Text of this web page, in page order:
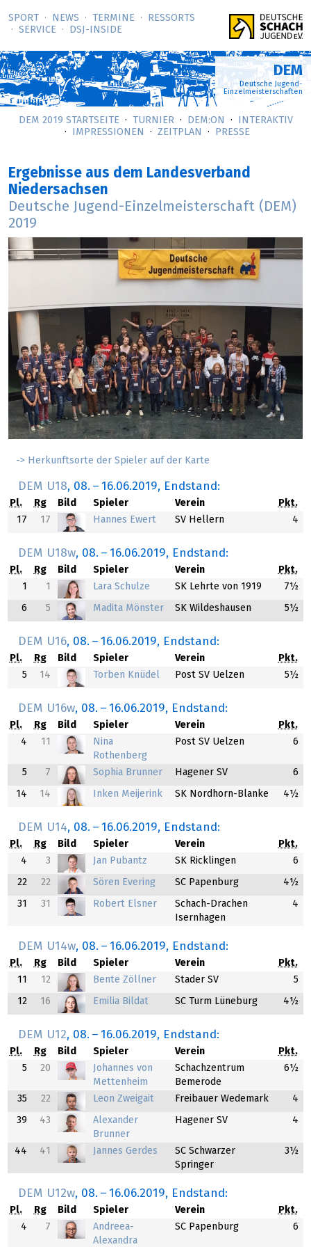
SPORT NEWS TERMINE
RESSORTS
SERVICE
DSJ-­INSIDE
DEM
Deutsche Jugend-
Einzelmeisterschaften
DEM 2019 STARTSEITE TURNIER DEM:ON
INTERAKTIV
IMPRESSIONEN
ZEITPLAN PRESSE
Ergebnisse aus dem Landesverband
Niedersachsen
Deutsche Jugend-Einzelmeisterschaft (DEM)
2019
-> Herkunftsorte der Spieler auf der Karte
DEM U18, 08. – 16.06.2019, Endstand:
Pl. Rg Bild Spieler Verein
Pkt.
17
17 Hannes Ewert SV Hellern 4
DEM U18w, 08. – 16.06.2019, Endstand:
Pl. Rg Bild Spieler Verein
Pkt.
1
1 Lara Schulze SK Lehrte von 1919 7½
6 5 Madita Mönster SK Wildeshausen 5½
DEM U16, 08. – 16.06.2019, Endstand:
Pl. Rg Bild Spieler Verein
Pkt.
5
14 Torben Knüdel Post SV Uelzen 5½
DEM U16w, 08. – 16.06.2019, Endstand:
Pl. Rg Bild Spieler Verein
Pkt.
4
11
Nina
Rothenberg
Post SV Uelzen 6
5 7 Sophia Brunner Hagener SV 6
14 14 Inken Meijerink SK Nordhorn-Blanke 4½
DEM U14, 08. – 16.06.2019, Endstand:
Pl. Rg Bild Spieler Verein
Pkt.
4
3 Jan Pubantz SK Ricklingen 6
22 22 Sören Evering SC Papenburg 4½
31 31 Robert Elsner
Schach-Drachen
Isernhagen
4
DEM U14w, 08. – 16.06.2019, Endstand:
Pl. Rg Bild Spieler Verein
Pkt.
11
12 Bente Zöllner Stader SV 5
12 16 Emilia Bildat SC Turm Lüneburg 4½
DEM U12, 08. – 16.06.2019, Endstand:
Pl. Rg Bild Spieler Verein
Pkt.
5
20
Johannes von
Mettenheim
Schachzentrum
Bemerode
6½
35 22 Leon Zweigait Freibauer Wedemark 4
39 43
Alexander
Brunner
Hagener SV 4
44 41 Jannes Gerdes
SC Schwarzer
Springer
3½
DEM U12w, 08. – 16.06.2019, Endstand:
Pl. Rg Bild Spieler Verein
Pkt.
4
7
Andreea-
Alexandra
SC Papenburg 6